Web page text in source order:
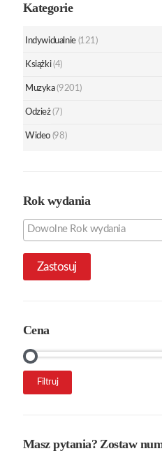
Kategorie
Indywidualnie (121)
Książki (4)
Muzyka (9201)
Odzież (7)
Wideo (98)
Rok wydania
Zastosuj
Cena
Cena
Cena
Filtruj
Masz pytania? Zostaw